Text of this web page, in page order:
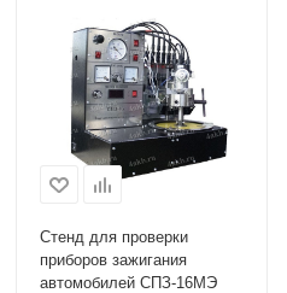
Стенд для проверки
приборов зажигания
автомобилей СПЗ-16МЭ